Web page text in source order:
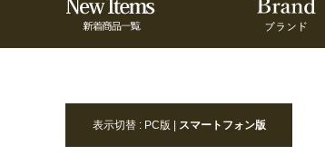
表示切替 : PC版 | スマートフォン版